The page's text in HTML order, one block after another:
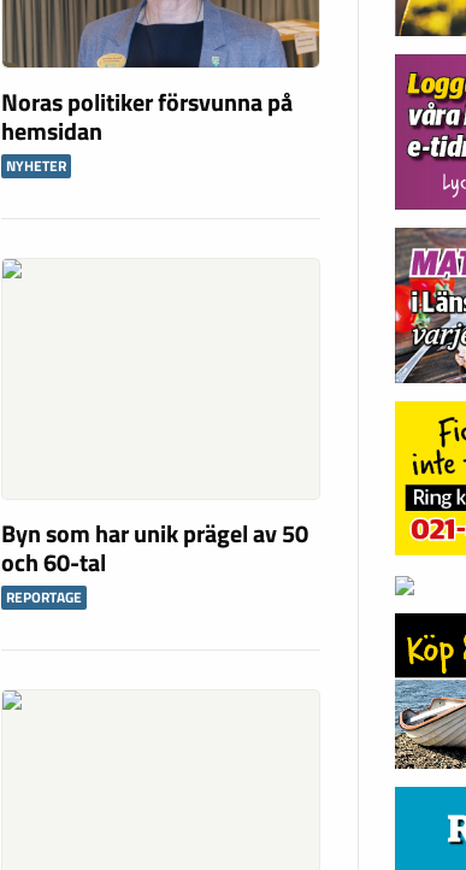
Noras politiker försvunna på
hemsidan
NYHETER
Byn som har unik prägel av 50
och 60-tal
REPORTAGE